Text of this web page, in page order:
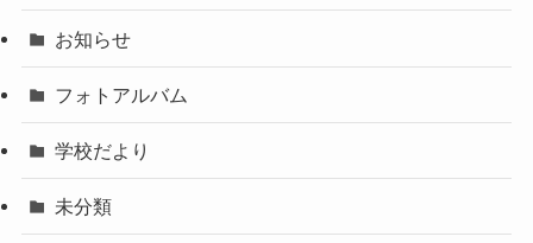
お知らせ
フォトアルバム
学校だより
未分類